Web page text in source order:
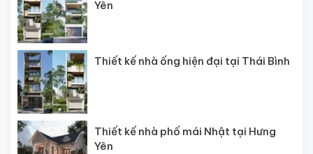
Yên
Thiết kế nhà ống hiện đại tại Thái Bình
Thiết kế nhà phố mái Nhật tại Hưng
Yên